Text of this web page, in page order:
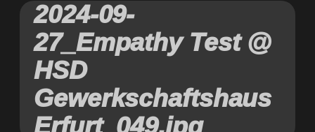
2024-09-
27_Empathy Test @
HSD
Gewerkschaftshaus